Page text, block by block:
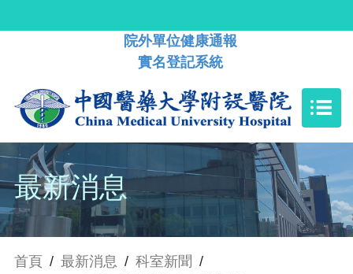
院外單位健康通報
實名登記系統
最新消息
首頁 / 最新消息 / 科室新聞 /